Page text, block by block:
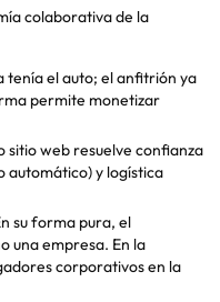
colaborativa de la
tenía el auto; el anfitrión ya
permite monetizar
sitio web resuelve confianza
automático) y logística
su forma pura, el
una empresa. En la
corporativos en la